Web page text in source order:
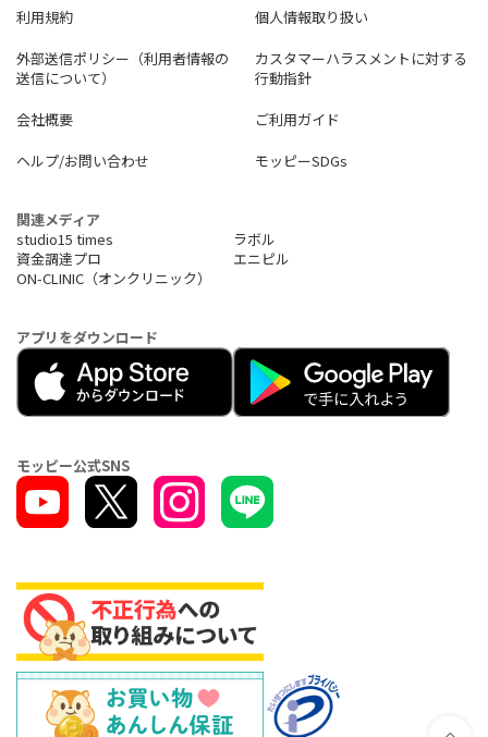
利用規約
個人情報取り扱い
外部送信ポリシー（利用者情報の
送信について）
カスタマーハラスメントに対する
行動指針
会社概要
ご利用ガイド
ヘルプ/お問い合わせ
モッピーSDGs
関連メディア
studio15 times
ラボル
資金調達プロ
エニピル
ON-CLINIC（オンクリニック）
アプリをダウンロード
モッピー公式SNS